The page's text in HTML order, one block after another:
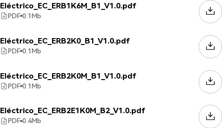
Eléctrico_EC_ERB1K6M_B1_V1.0.pdf
PDF 0.1Mb
Eléctrico_EC_ERB2K0_B1_V1.0.pdf
PDF 0.1Mb
Eléctrico_EC_ERB2K0M_B1_V1.0.pdf
PDF 0.1Mb
Eléctrico_EC_ERB2E1K0M_B2_V1.0.pdf
PDF 0.4Mb